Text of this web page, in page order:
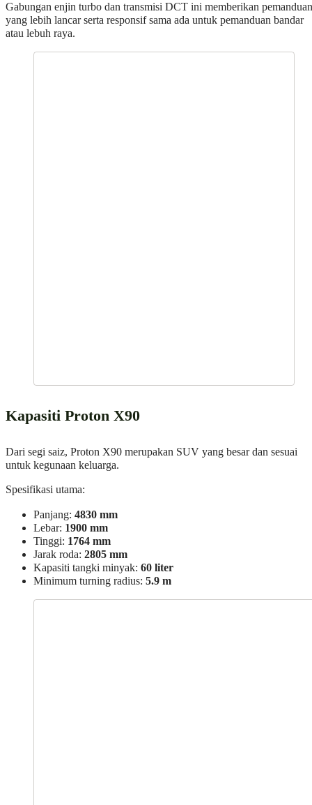
Gabungan enjin turbo dan transmisi DCT ini memberikan pemanduan
yang lebih lancar serta responsif sama ada untuk pemanduan bandar
atau lebuh raya.
Kapasiti Proton X90
Dari segi saiz, Proton X90 merupakan SUV yang besar dan sesuai
untuk kegunaan keluarga.
Spesifikasi utama:
Panjang: 4830 mm
Lebar: 1900 mm
Tinggi: 1764 mm
Jarak roda: 2805 mm
Kapasiti tangki minyak: 60 liter
Minimum turning radius: 5.9 m